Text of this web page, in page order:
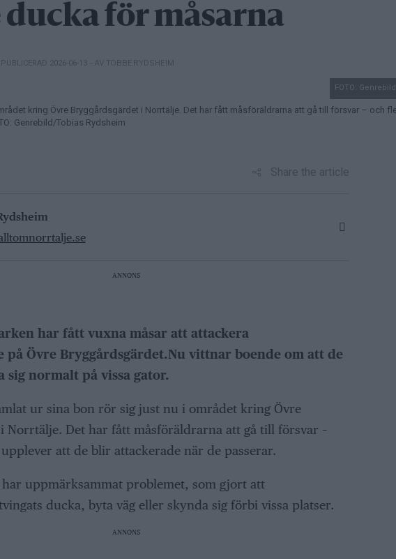
ducka för måsarna
PUBLICERAD 2026-06-13 – AV TOBBE RYDSHEIM
FOTO:
kring Övre Bryggårdsgärdet i Norrtälje. Det har fått måsföräldrarna att gå till försvar – och
Genrebild/Tobias Rydsheim
Share the article
ANNONS
har fått vuxna måsar att attackera
på Övre Bryggårdsgärdet.Nu vittnar boende om att de
normalt på vissa gator.
ur sina bon rör sig just nu i området kring Övre
Norrtälje. Det har fått måsföräldrarna att gå till försvar –
att de blir attackerade när de passerar.
uppmärksammat problemet, som gjort att
ducka, byta väg eller skynda sig förbi vissa platser.
ANNONS